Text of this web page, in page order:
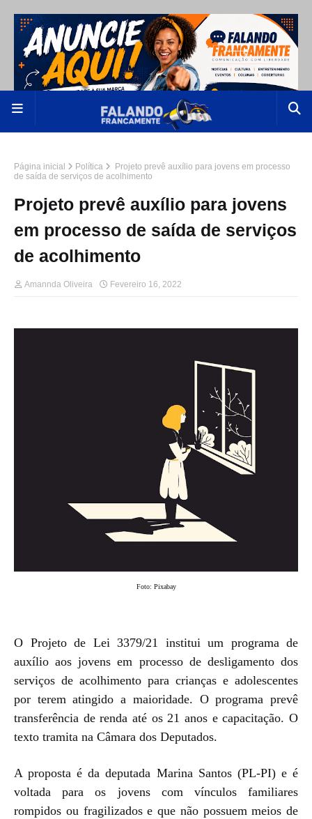
Página inicial Política
Projeto prevê auxílio para jovens em processo
de saída de serviços de acolhimento
Projeto prevê auxílio para jovens
em processo de saída de serviços
de acolhimento
Amannda Oliveira Fevereiro 16, 2022
Foto: Pixabay
O Projeto de Lei 3379/21 institui um programa de
auxílio aos jovens em processo de desligamento dos
serviços de acolhimento para crianças e adolescentes
por terem atingido a maioridade. O programa prevê
transferência de renda até os 21 anos e capacitação. O
texto tramita na Câmara dos Deputados.
A proposta é da deputada Marina Santos (PL-PI) e é
voltada para os jovens com vínculos familiares
rompidos ou fragilizados e que não possuem meios de